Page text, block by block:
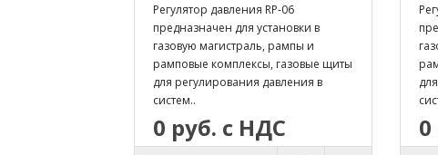
Регулятор давления RP-06
предназначен для установки в
газовую магистраль, рампы и
рамповые комплексы, газовые щиты
для регулирования давления в
систем..
0 руб. с НДС